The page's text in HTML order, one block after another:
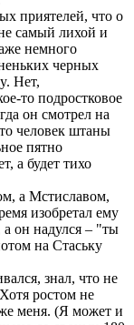
приятелей, что о
самый лихой и
немного
черных
Нет,
то подростковое
он смотрел на
человек штаны
пятно
а будет тихо
а Мстиславом,
изобретал ему
он надулся – "ты
на Стаську
знал, что не
ростом не
меня. (Я может и